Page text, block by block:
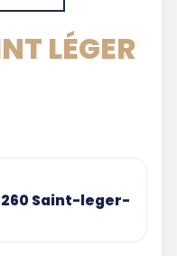
LÉGER
Saint-leger-